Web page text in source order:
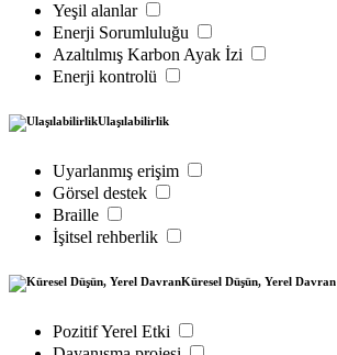
Yeşil alanlar
Enerji Sorumluluğu
Azaltılmış Karbon Ayak İzi
Enerji kontrolü
Ulaşılabilirlik
Uyarlanmış erişim
Görsel destek
Braille
İşitsel rehberlik
Küresel Düşün, Yerel Davran
Pozitif Yerel Etki